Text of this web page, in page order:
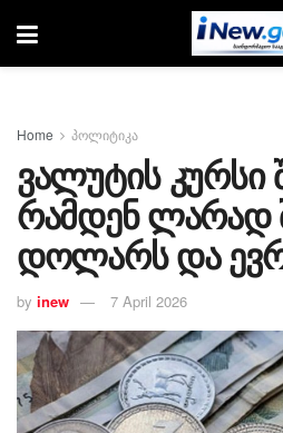
Home პოლიტიკა
ვალუტის კურსი
რამდენ ლარად
დოლარს და
by inew 7 April 2026